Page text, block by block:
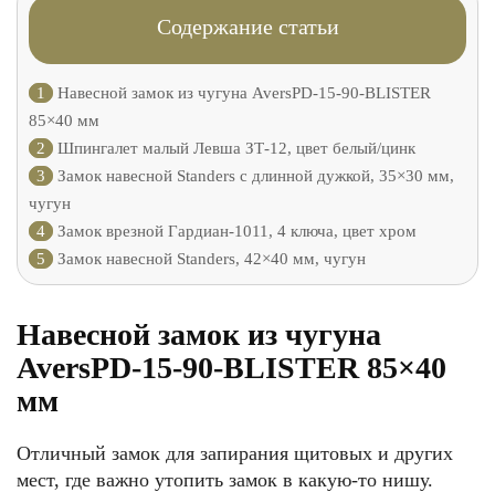
Содержание статьи
1
Навесной замок из чугуна AversPD-15-90-BLISTER
85×40 мм
2
Шпингалет малый Левша ЗТ-12, цвет белый/цинк
3
Замок навесной Standers с длинной дужкой, 35×30 мм,
чугун
4
Замок врезной Гардиан-1011, 4 ключа, цвет хром
5
Замок навесной Standers, 42×40 мм, чугун
Навесной замок из чугуна
AversPD-15-90-BLISTER 85×40
мм
Отличный замок для запирания щитовых и других
мест, где важно утопить замок в какую-то нишу.